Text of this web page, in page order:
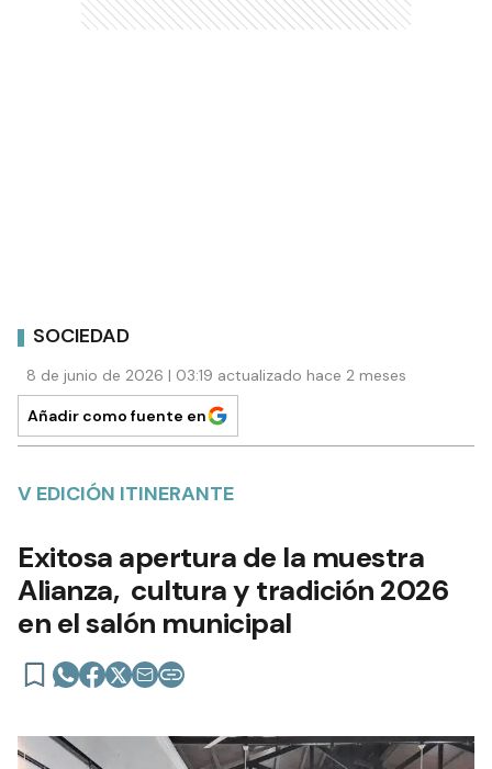
SOCIEDAD
8 de junio de 2026 | 03:19 actualizado hace 2 meses
Añadir como fuente en
V EDICIÓN ITINERANTE
Exitosa apertura de la muestra
Alianza, cultura y tradición 2026
en el salón municipal